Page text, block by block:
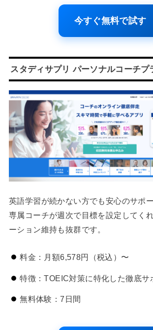
今すぐ無料で試す
スタディサプリ パーソナルコーチプ
英語学習が続かない方でも安心のサポ
専属コーチが週次で目標を設定してく
ーション維持も抜群です。
料金：月額6,578円（税込）〜
特徴：TOEIC対策に特化した徹底サ
無料体験：7日間